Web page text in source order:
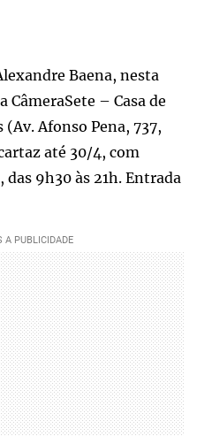
Baena, nesta
– Casa de
Afonso Pena, 737,
até 30/4, com
das 9h30 às 21h. Entrada